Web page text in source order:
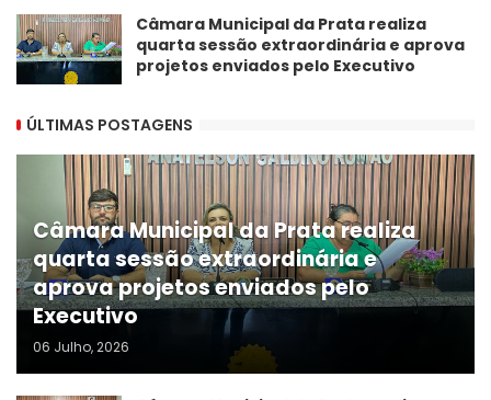
Câmara Municipal da Prata realiza
quarta sessão extraordinária e aprova
projetos enviados pelo Executivo
ÚLTIMAS POSTAGENS
Câmara Municipal da Prata realiza
quarta sessão extraordinária e
aprova projetos enviados pelo
Executivo
06 Julho, 2026